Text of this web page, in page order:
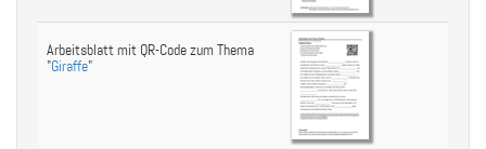
Arbeitsblatt mit QR-Code zum Thema
"Giraffe"